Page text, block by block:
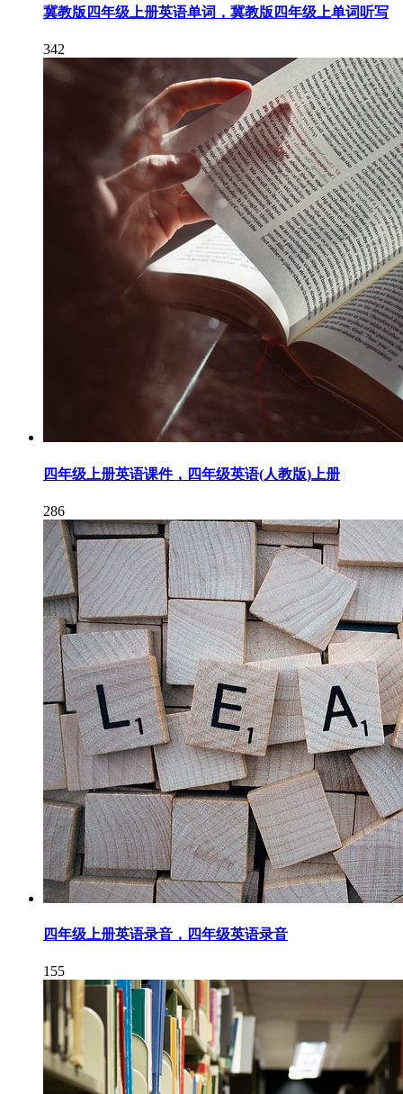
冀教版四年级上册英语单词，冀教版四年级上单词听写
342
四年级上册英语课件，四年级英语(人教版)上册
286
四年级上册英语录音，四年级英语录音
155